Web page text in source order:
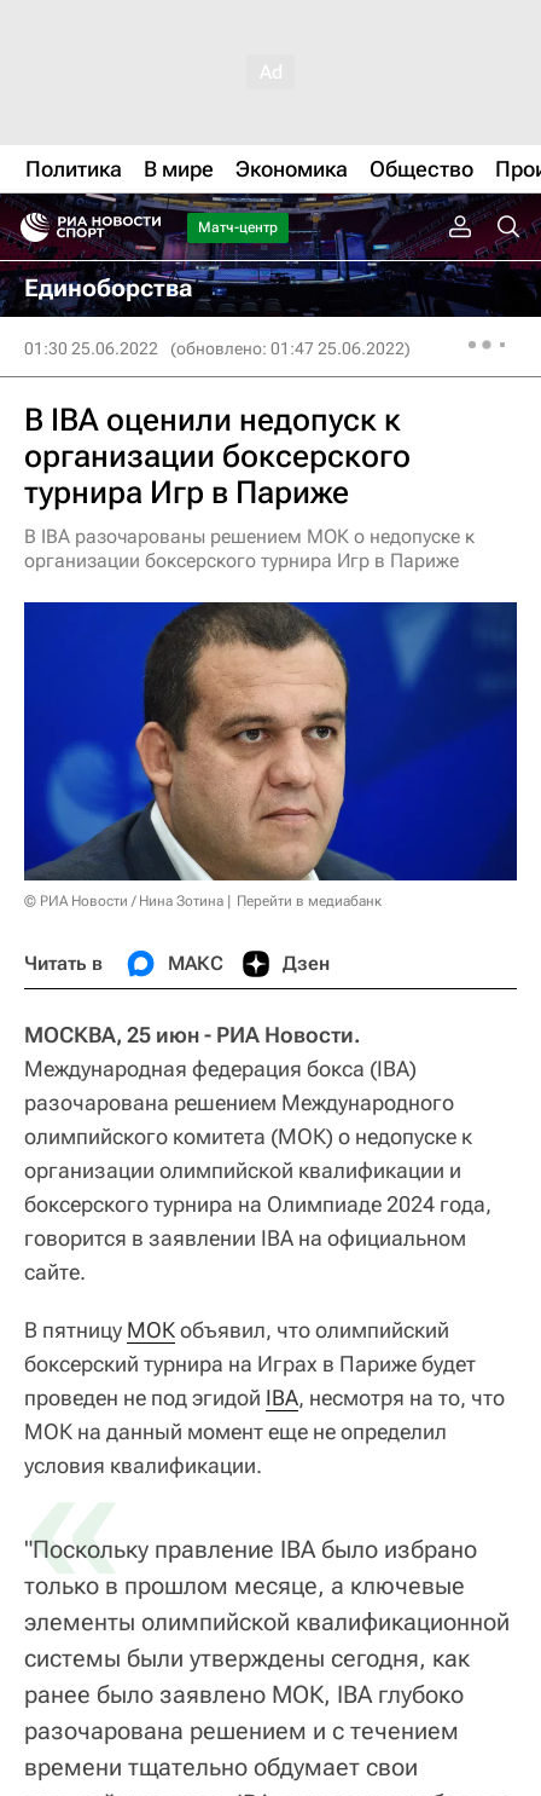
Политика В мире Экономика Общество
Матч-центр
Единоборства
01:30 25.06.2022 (обновлено: 01:47 25.06.2022)
В IBA оценили недопуск к
организации боксерского
турнира Игр в Париже
В IBA разочарованы решением МОК о недопуске к
организации боксерского турнира Игр в Париже
© РИА Новости / Нина Зотина Перейти в медиабанк
Читать в МАКС Дзен
МОСКВА, 25 июн - РИА Новости.
Международная федерация бокса (IBA)
разочарована решением Международного
олимпийского комитета (МОК) о недопуске к
организации олимпийской квалификации и
боксерского турнира на Олимпиаде 2024 года,
говорится в заявлении IBA на официальном
сайте.
В пятницу МОКобъявил, что олимпийский
боксерский турнира на Играх в Париже будет
проведен не под эгидой IBA, несмотря на то, что
МОК на данный момент еще не определил
условия квалификации.
«
"Поскольку правление IBA было избрано
только в прошлом месяце, а ключевые
элементы олимпийской квалификационной
системы были утверждены сегодня, как
ранее было заявлено МОК, IBA глубоко
разочарована решением и с течением
времени тщательно обдумает свои